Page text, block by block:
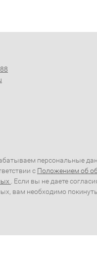
персональные
с Положением об
. Если вы не даете
вам необходимо